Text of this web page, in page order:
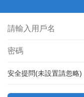
安全提問(未設置請忽略)